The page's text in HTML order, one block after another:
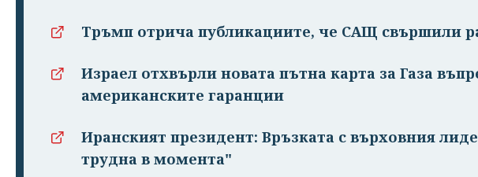
Тръмп отрича публикациите, че САЩ свършили
Израел отхвърли новата пътна карта за Газа
американските гаранции
Иранският президент: Връзката с върховния
трудна в момента"